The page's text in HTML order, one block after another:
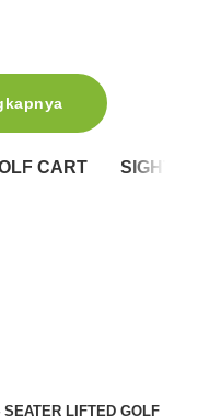
CART
SEATER LIFTED GOLF